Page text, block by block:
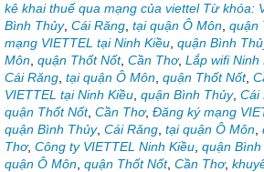
kê khai thuế qua mạng của viettel Từ khóa:
Bình Thủy, Cái Răng tại quận Ô Môn quận
mạng VIETTEL tại Ninh Kiều quận Bình
Môn quận Thốt Nốt, Cần Thơ, Lắp wifi Ninh
Cái Răng tại quận Ô Môn quận Thốt Nốt,
VIETTEL tại Ninh Kiều quận Bình Thủy, Cái
quận Thốt Nốt, Cần Thơ, Đăng ký mạng
quận Bình Thủy, Cái Răng tại quận Ô Môn
Thơ, Công ty VIETTEL Ninh Kiều quận
quận Ô Môn quận Thốt Nốt, Cần Thơ,